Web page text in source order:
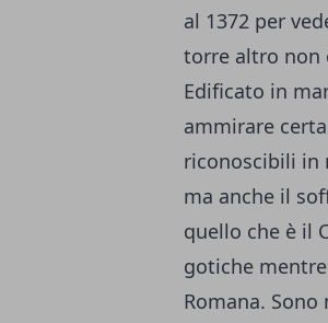
al 1372 per
torre altro non
Edificato in
ammirare
riconoscibili in
ma anche il
quello che è il
gotiche
Romana.